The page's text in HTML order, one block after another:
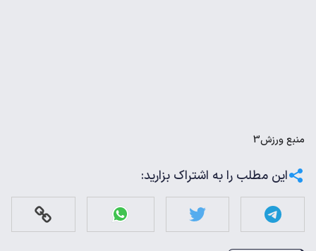
منبعورزش3
این مطلب را به اشتراک بزارید: